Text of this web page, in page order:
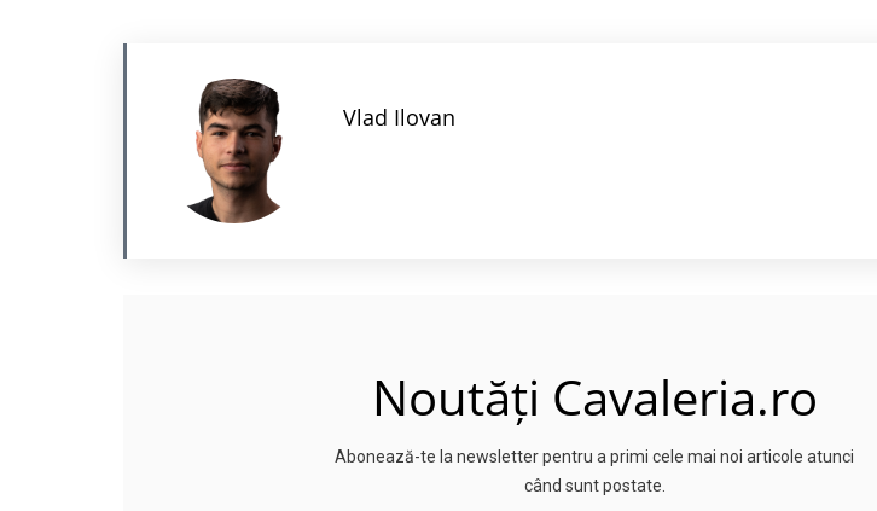
Vlad Ilovan
Noutăți Cavaleria.ro
Abonează-te la newsletter pentru a primi cele mai noi articole atunci
când sunt postate.